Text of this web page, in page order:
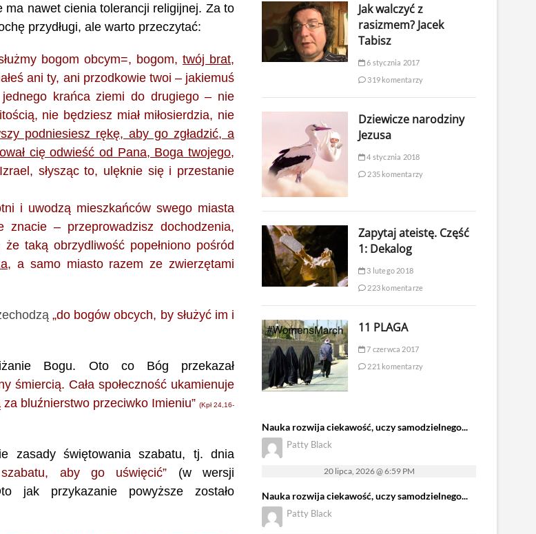
ma nawet cienia tolerancji religijnej. Za to
przydługi, ale warto przeczytać:
bogom obcym=, bogom, twój brat,
ani ty, ani przodkowie twoi – jakiemuś
krańca ziemi do drugiego – nie
nie będziesz miał miłosierdzia, nie
podniesiesz rękę, aby go zgładzić, a
cię odwieść od Pana, Boga twojego,
słysząc to, ulęknie się i przestanie
i uwodzą mieszkańców swego miasta
znacie – przeprowadzisz dochodzenia,
taką obrzydliwość popełniono pośród
, a samo miasto razem ze zwierzętami
„do bogów obcych, by służyć im i
Bogu. Oto co Bóg przekazał
śmiercią. Cała społeczność ukamienuje
bluźnierstwo przeciwko Imieniu” (Kpł 24,16-
zasady świętowania szabatu, tj. dnia
aby go uświęcić” (w wersji
jak przykazanie powyższe zostało
Jak walczyć z
rasizmem? Jacek
Tabisz
6 stycznia 2017
319 komentarzy
Dziewicze narodziny
Jezusa
4 stycznia 2018
235 komentarzy
Zapytaj ateistę. Część
1: Dekalog
3 lutego 2018
223 komentarze
11 PLAGA
7 czerwca 2017
221 komentarzy
Nauka rozwija ciekawość, uczy samodzielnego...
Patty Black
20 lipca, 2026 @ 6:59 PM
Nauka rozwija ciekawość, uczy samodzielnego...
Patty Black